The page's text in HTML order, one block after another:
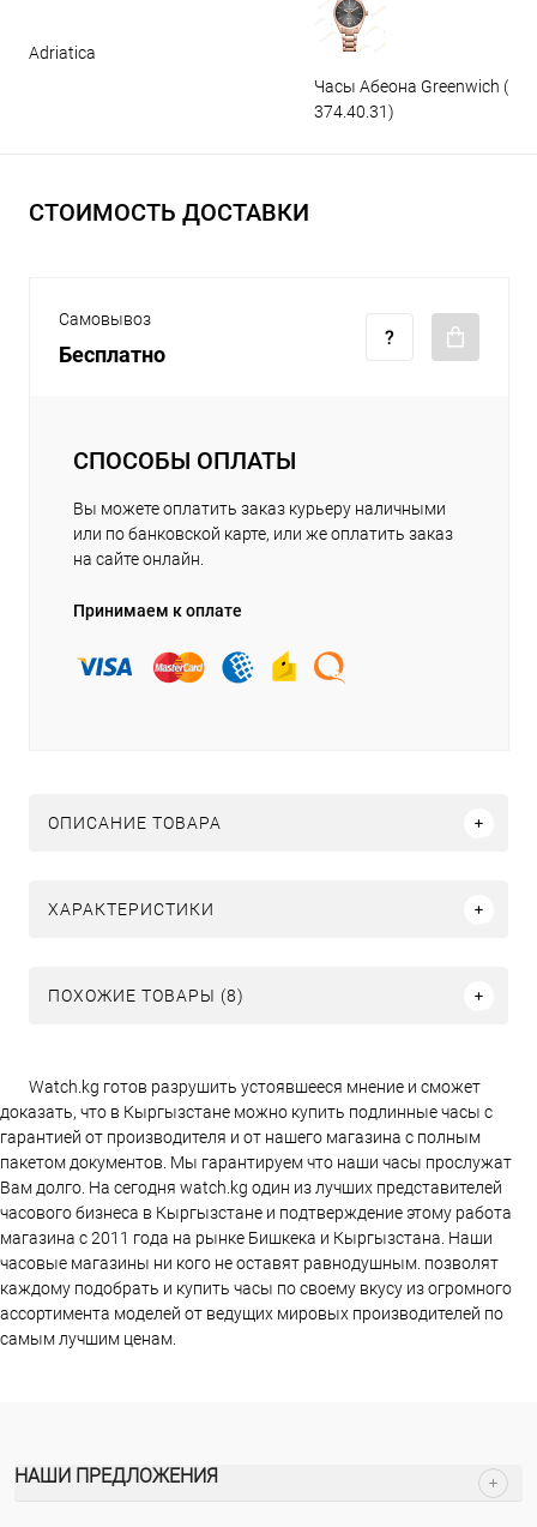
Adriatica
Часы Абеона Greenwich (GW
374.40.31)
СТОИМОСТЬ ДОСТАВКИ
Самовывоз
Бесплатно
СПОСОБЫ ОПЛАТЫ
Вы можете оплатить заказ курьеру наличными
или по банковской карте, или же оплатить заказ
на сайте онлайн.
Принимаем к оплате
ОПИСАНИЕ ТОВАРА
ХАРАКТЕРИСТИКИ
ПОХОЖИЕ ТОВАРЫ (8)
Watch.kg готов разрушить устоявшееся мнение и сможет
доказать, что в Кыргызстане можно купить подлинные часы с
гарантией от производителя и от нашего магазина с полным
пакетом документов. Мы гарантируем что наши часы прослужат
Вам долго. На сегодня watch.kg один из лучших представителей
часового бизнеса в Кыргызстане и подтверждение этому работа
магазина c 2011 года на рынке Бишкека и Кыргызстана. Наши
часовые магазины ни кого не оставят равнодушным. позволят
каждому подобрать и купить часы по своему вкусу из огромного
ассортимента моделей от ведущих мировых производителей по
самым лучшим ценам.
НАШИ ПРЕДЛОЖЕНИЯ